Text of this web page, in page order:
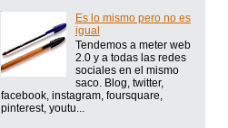
Es lo mismo pero no es
igual
Tendemos a meter web
2.0 y a todas las redes
sociales en el mismo
saco. Blog, twitter,
facebook, instagram, foursquare,
pinterest, youtu...